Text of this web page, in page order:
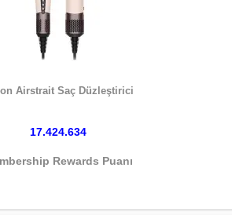
Airstrait Saç Düzleştirici
17.424.634
Rewards Puanı